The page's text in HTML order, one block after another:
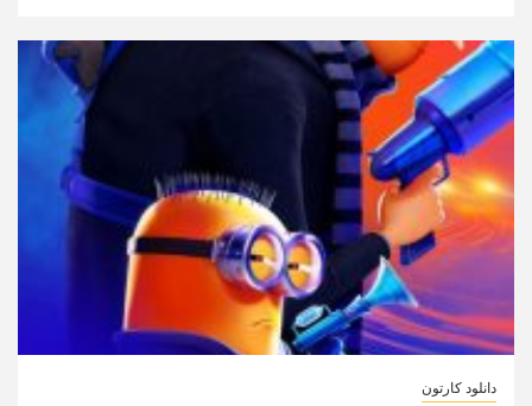
دانلود کارتون